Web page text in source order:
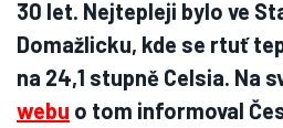
30 let. Nejtepleji bylo ve
Domažlicku, kde se rtuť
na 24,1 stupně Celsia. Na
webu o tom informoval